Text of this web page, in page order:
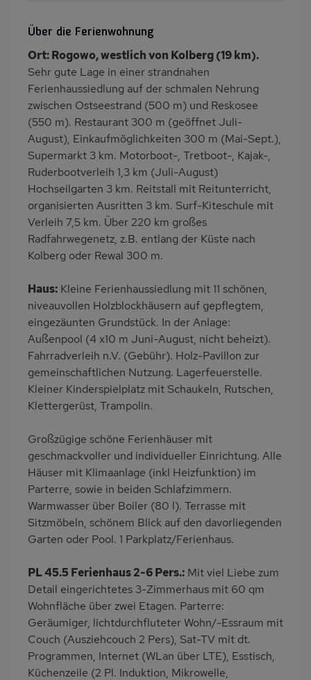
Wäschetrockner
Garten
Terrasse
Grill
Kinderspielplatz
PKW-Parkplatz
Eingezäuntes
Grundstück
Dusche
Küche
Herd (2 Platten)
Geschirrspülmaschine
Kühlschrank
Mikrowelle
Ruhige Lage
Babybett
Kinderhochstuhl
Fahrradverleih
Internet
Seniorenfreundlich
Terrassenmöbel
Induktionsherd
Kaffeemaschine
Erdgeschoss
Strandnah
am Waldrand
Bettwäsche inklusive
Handtücher inklusive
Über die Ferienwohnung
Ort: Rogowo, westlich von Kolberg (19 km).
Sehr gute Lage in einer strandnahen
Ferienhaussiedlung auf der schmalen Nehrung
zwischen Ostseestrand (500 m) und Reskosee
(550 m). Restaurant 300 m (geöffnet Juli-
August), Einkaufmöglichkeiten 300 m (Mai-Sept.),
Supermarkt 3 km. Motorboot-, Tretboot-, Kajak-,
Ruderbootverleih 1,3 km (Juli-August)
Hochseilgarten 3 km. Reitstall mit Reitunterricht,
organisierten Ausritten 3 km. Surf-Kiteschule mit
Verleih 7,5 km. Über 220 km großes
Radfahrwegenetz, z.B. entlang der Küste nach
Kolberg oder Rewal 300 m.
Haus: Kleine Ferienhaussiedlung mit 11 schönen,
niveauvollen Holzblockhäusern auf gepflegtem,
eingezäunten Grundstück. In der Anlage:
Außenpool (4 x10 m Juni-August, nicht beheizt).
Fahrradverleih n.V. (Gebühr). Holz-Pavillon zur
gemeinschaftlichen Nutzung. Lagerfeuerstelle.
Kleiner Kinderspielplatz mit Schaukeln, Rutschen,
Klettergerüst, Trampolin.
Großzügige schöne Ferienhäuser mit
geschmackvoller und individueller Einrichtung. Alle
Häuser mit Klimaanlage (inkl Heizfunktion) im
Parterre, sowie in beiden Schlafzimmern.
Warmwasser über Boiler (80 l). Terrasse mit
Sitzmöbeln, schönem Blick auf den davorliegenden
Garten oder Pool. 1 Parkplatz/Ferienhaus.
PL 45.5 Ferienhaus 2-6 Pers.: Mit viel Liebe zum
Detail eingerichtetes 3-Zimmerhaus mit 60 qm
Wohnfläche über zwei Etagen. Parterre:
Geräumiger, lichtdurchfluteter Wohn/-Essraum mit
Couch (Ausziehcouch 2 Pers), Sat-TV mit dt.
Programmen, Internet (WLan über LTE), Esstisch,
Küchenzeile (2 Pl. Induktion, Mikrowelle,